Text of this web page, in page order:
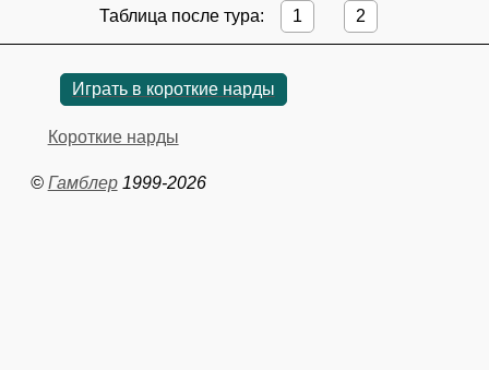
Таблица после тура: 1 2
Играть в короткие нарды
Короткие нарды
© Гамблер1999-2026